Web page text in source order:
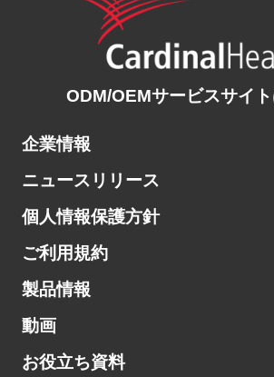
ODM/OEMサービスサイ
企業情報
ニュースリリース
個人情報保護方針
ご利用規約
製品情報
動画
お役立ち資料